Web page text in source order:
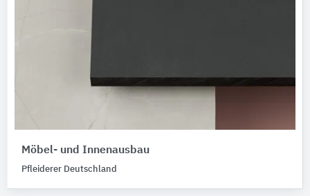
Möbel- und Innenausbau
Pfleiderer Deutschland